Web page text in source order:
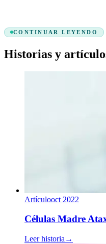
CONTINUAR LEYENDO
Historias y
Artículooct 2022
Células Madre
Leer historia →